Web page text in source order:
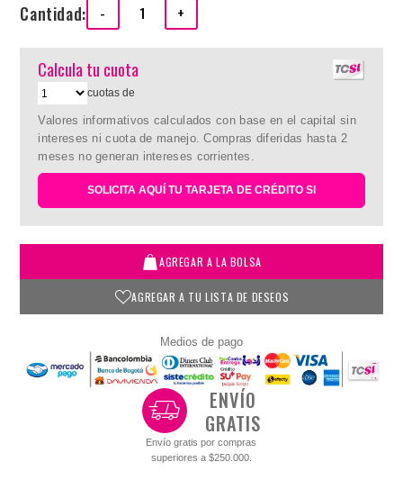
Cantidad: - +
Calcula tu cuota
cuotas de
Valores informativos calculados con base en el capital sin
intereses ni cuota de manejo. Compras diferidas hasta 2
meses no generan intereses corrientes.
SOLICITA AQUÍ TU TARJETA DE CRÉDITO SI
AGREGAR A LA BOLSA
AGREGAR A TU LISTA DE DESEOS
Medios de pago
ENVÍO
GRATIS
Envío gratis por compras
superiores a $250.000.